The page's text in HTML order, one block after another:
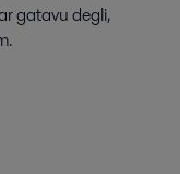
expertise,
gatavudegli,
.